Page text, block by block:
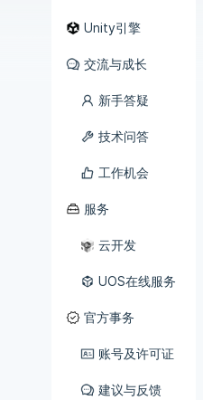
Unity引擎
交流与成长
新手答疑
技术问答
工作机会
服务
云开发
UOS在线服务
官方事务
账号及许可证
建议与反馈